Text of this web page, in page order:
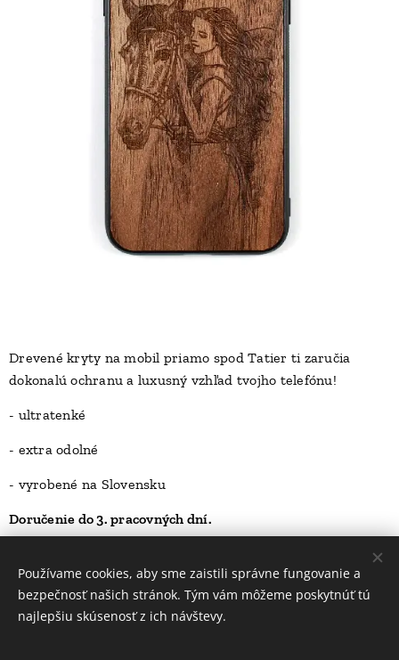
Drevené kryty na mobil priamo spod Tatier ti zaručia
dokonalú ochranu a luxusný vzhľad tvojho telefónu!
- ultratenké
- extra odolné
- vyrobené na Slovensku
Doručenie do 3. pracovných dní.
23,00Kč
Používame cookies, aby sme zaistili správne fungovanie a
bezpečnosť našich stránok. Tým vám môžeme poskytnúť tú
najlepšiu skúsenosť z ich návštevy.